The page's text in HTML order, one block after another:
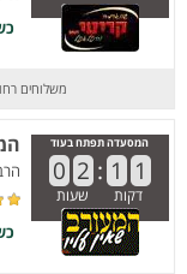
משלוחים
המסעדה תפתח בעוד
0 2 : 1 1
דקות שעות
הרב